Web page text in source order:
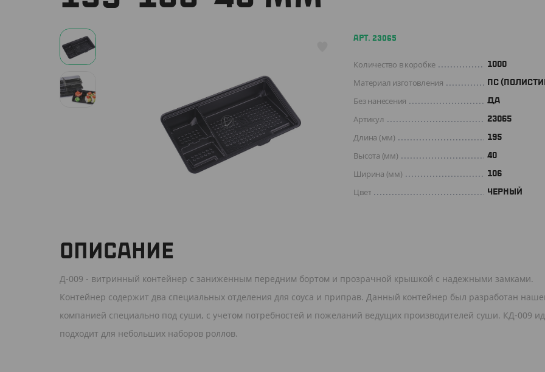
АРТ. 23065
Количество в коробке 1000
Материал изготовления ПС
Без нанесения ДА
Артикул 23065
Длина (мм) 195
Высота (мм) 40
Ширина (мм) 106
Цвет ЧЕРНЫЙ
ОПИСАНИЕ
Д-009 - витринный контейнер с заниженным передним бортом и прозрачной крышкой с надежными замками.
Контейнер содержит два специальных отделения для соуса и приправ. Данный контейнер был разработан
компанией специально под суши, с учетом потребностей и пожеланий ведущих производителей суши. КД-009
подходит для небольших наборов роллов.